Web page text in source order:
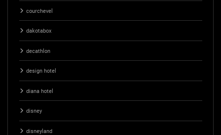
courchevel
dakotabox
decathlon
design hotel
diana hotel
disney
disneyland